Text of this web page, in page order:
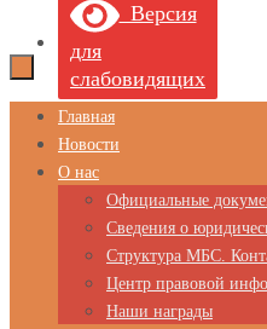
Версия
для
слабовидящих
Перейти
содержимому
Главная
Новости
О нас
Официальные
Сведения о
Структура МБС.
Центр правовой
Наши награды